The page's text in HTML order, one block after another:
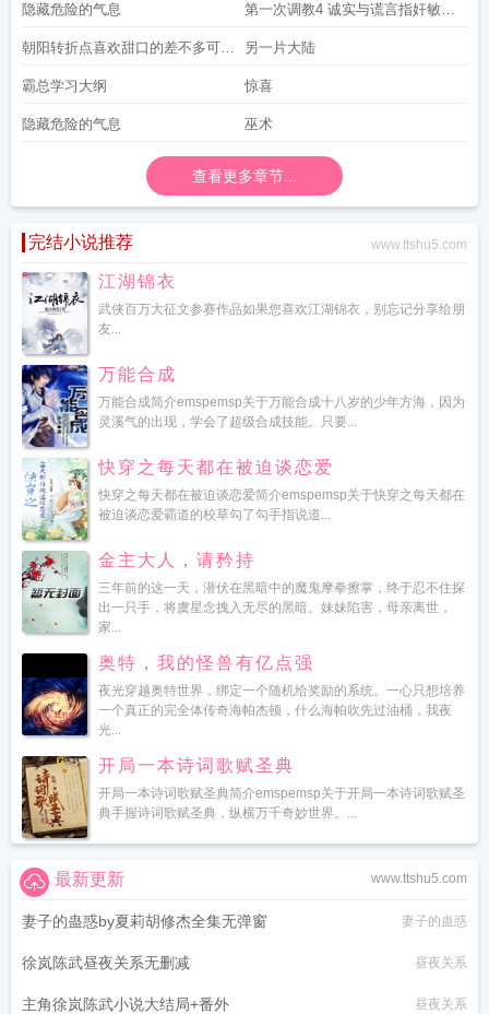
隐藏危险的气息 第一次调教4 诚实与谎言指奸敏感
度
朝阳转折点喜欢甜口的差不多可以
看啦
另一片大陆
霸总学习大纲 惊喜
隐藏危险的气息 巫术
查看更多章节...
完结小说推荐 www.ttshu5.com
江湖锦衣
武侠百万大征文参赛作品如果您喜欢江湖锦衣，别忘记分享给朋
友...
万能合成
万能合成简介emspemsp关于万能合成十八岁的少年方海，因为
灵溪气的出现，学会了超级合成技能。只要...
快穿之每天都在被迫谈恋爱
快穿之每天都在被迫谈恋爱简介emspemsp关于快穿之每天都在
被迫谈恋爱霸道的校草勾了勾手指说道...
金主大人，请矜持
三年前的这一天，潜伏在黑暗中的魔鬼摩拳擦掌，终于忍不住探
出一只手，将虞星念拽入无尽的黑暗。妹妹陷害，母亲离世，
家...
奥特，我的怪兽有亿点强
夜光穿越奥特世界，绑定一个随机给奖励的系统。一心只想培养
一个真正的完全体传奇海帕杰顿，什么海帕吹先过油桶，我夜
光...
开局一本诗词歌赋圣典
开局一本诗词歌赋圣典简介emspemsp关于开局一本诗词歌赋圣
典手握诗词歌赋圣典，纵横万千奇妙世界。...
www.ttshu5.com
最新更新
妻子的蛊惑by夏莉胡修杰全集无弹窗 妻子的蛊惑
徐岚陈武昼夜关系无删减 昼夜关系
主角徐岚陈武小说大结局+番外 昼夜关系